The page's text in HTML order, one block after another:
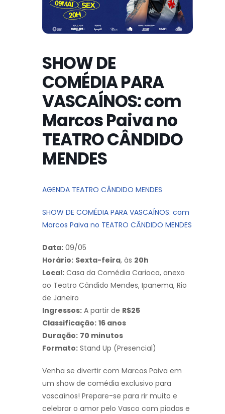
SHOW DE
COMÉDIA PARA
VASCAÍNOS: com
Marcos Paiva no
TEATRO CÂNDIDO
MENDES
AGENDA TEATRO CÂNDIDO MENDES
SHOW DE COMÉDIA PARA VASCAÍNOS: com
Marcos Paiva no TEATRO CÂNDIDO MENDES
Data: 09/05
Horário: Sexta-feira, às 20h
Local: Casa da Comédia Carioca, anexo
ao Teatro Cândido Mendes, Ipanema, Rio
de Janeiro
Ingressos: A partir de R$25
Classificação: 16 anos
Duração: 70 minutos
Formato: Stand Up (Presencial)
Venha se divertir com Marcos Paiva em
um show de comédia exclusivo para
vascaínos! Prepare-se para rir muito e
celebrar o amor pelo Vasco com piadas e